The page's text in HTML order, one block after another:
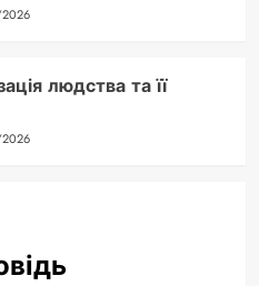
людства та її